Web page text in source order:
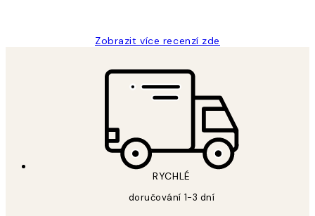
Zobrazit více recenzí zde
RYCHLÉ
doručování 1-3 dní